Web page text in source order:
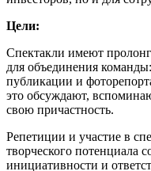
Цели:
Спектакли имеют
для объединения
публикации и
это обсуждают,
свою причастность.
Репетиции и участие в
творческого потенциала
инициативности и